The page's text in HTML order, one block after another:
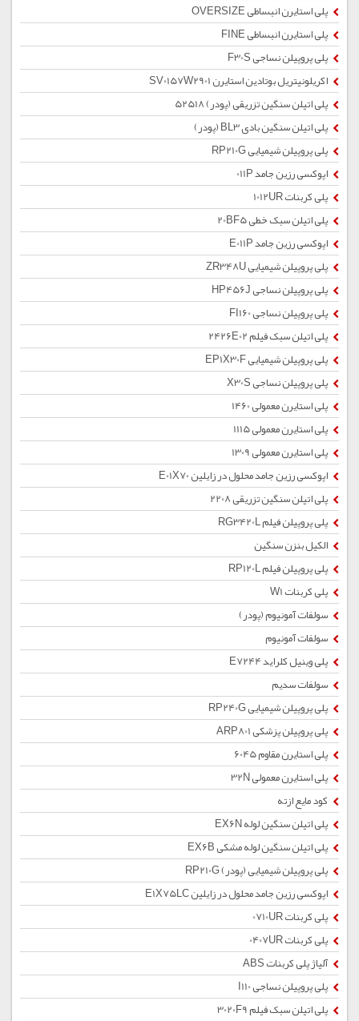
پلی استایرن انبساطی OVERSIZE
پلی استایرن انبساطی FINE
پلی پروپیلن نساجی F30S
اکریلونیتریل بوتادین استایرن SV0157W2901
پلی اتیلن سنگین تزریقی (پودر) 52518
پلی اتیلن سنگین بادی BL3 (پودر)
پلی پروپیلن شیمیایی RP210G
اپوکسی رزین جامد 011P
پلی کربنات 1012UR
پلی اتیلن سبک خطی 20BF5
اپوکسی رزین جامد E011P
پلی پروپیلن شیمیایی ZR348U
پلی پروپیلن نساجی HP456J
پلی پروپیلن نساجی FI160
پلی اتیلن سبک فیلم 2426E02
پلی پروپیلن شیمیایی EP1X30F
پلی پروپیلن نساجی X30S
پلی استایرن معمولی 1460
پلی استایرن معمولی 1115
پلی استایرن معمولی 1309
اپوکسی رزین جامد محلول در زایلین E01X70
پلی اتیلن سنگین تزریقی 2208
پلی پروپیلن فیلم RG3420L
الکیل بنزن سنگین
پلی پروپیلن فیلم RP120L
پلی کربنات W1
سولفات آمونیوم (پودر)
سولفات آمونیوم
پلی وینیل کلراید E7244
سولفات سدیم
پلی پروپیلن شیمیایی RP240G
پلی پروپیلن پزشکی ARP801
پلی استایرن مقاوم 6045
پلی استایرن معمولی 32N
کود مایع ازته
پلی اتیلن سنگین لوله EX6N
پلی اتیلن سنگین لوله مشکی EX6B
پلی پروپیلن شیمیایی (پودر) RP210G
اپوکسی رزین جامد محلول در زایلین E1X75LC
پلی کربنات 0710UR
پلی کربنات 0407UR
آلیاژ پلی کربنات ABS
پلی پروپیلن نساجی I110
پلی اتیلن سبک فیلم 3020F9